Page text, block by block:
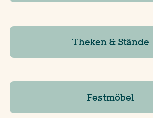
Theken & Stände
Festmöbel